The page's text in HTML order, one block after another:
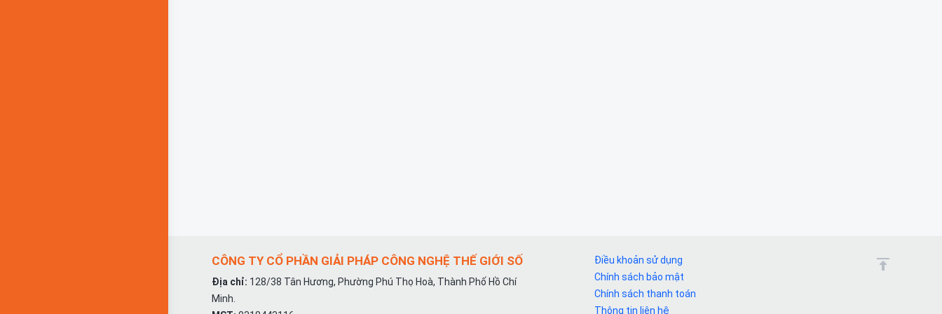
CÔNG TY CỔ PHẦN GIẢI PHÁP CÔNG NGHỆ THẾ GIỚI SỐ
Địa chỉ: 128/38 Tân Hương, Phường Phú Thọ Hoà, Thành Phố Hồ Chí
Minh.
Điều khoản sử dụng
Chính sách bảo mật
Chính sách thanh toán
Thông tin liên hệ